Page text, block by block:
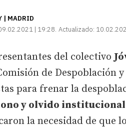
| MADRID
| 19:28 Actualizado:
del colectivo
de Despoblación
para frenar la
y olvido institucional
la necesidad de que